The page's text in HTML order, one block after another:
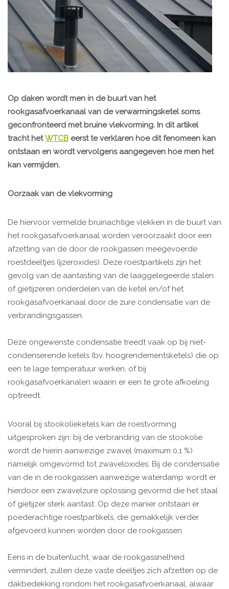
Op daken wordt men in de buurt van het
rookgasafvoerkanaal van de verwarmingsketel soms
geconfronteerd met bruine vlekvorming. In dit artikel
tracht hetWTCB eerst te verklaren hoe dit fenomeen kan
ontstaan en wordt vervolgens aangegeven hoe men het
kan vermijden.
Oorzaak van de vlekvorming
De hiervoor vermelde bruinachtige vlekken in de buurt van
het rookgasafvoerkanaal worden veroorzaakt door een
afzetting van de door de rookgassen meegevoerde
roestdeeltjes (ijzeroxides). Deze roestpartikels zijn het
gevolg van de aantasting van de laaggelegeerde stalen
of gietijzeren onderdelen van de ketel en/of het
rookgasafvoerkanaal door de zure condensatie van de
verbrandingsgassen.
Deze ongewenste condensatie treedt vaak op bij niet-
condenserende ketels (bv. hoogrendementsketels) die op
een te lage temperatuur werken, of bij
rookgasafvoerkanalen waarin er een te grote afkoeling
optreedt.
Vooral bij stookolieketels kan de roestvorming
uitgesproken zijn: bij de verbranding van de stookolie
wordt de hierin aanwezige zwavel (maximum 0,1 %)
namelijk omgevormd tot zwaveloxides. Bij de condensatie
van de in de rookgassen aanwezige waterdamp wordt er
hierdoor een zwavelzure oplossing gevormd die het staal
of gietijzer sterk aantast. Op deze manier ontstaan er
poederachtige roestpartikels, die gemakkelijk verder
afgevoerd kunnen worden door de rookgassen.
Eens in de buitenlucht, waar de rookgassnelheid
vermindert, zullen deze vaste deeltjes zich afzetten op de
dakbedekking rondom het rookgasafvoerkanaal, alwaar